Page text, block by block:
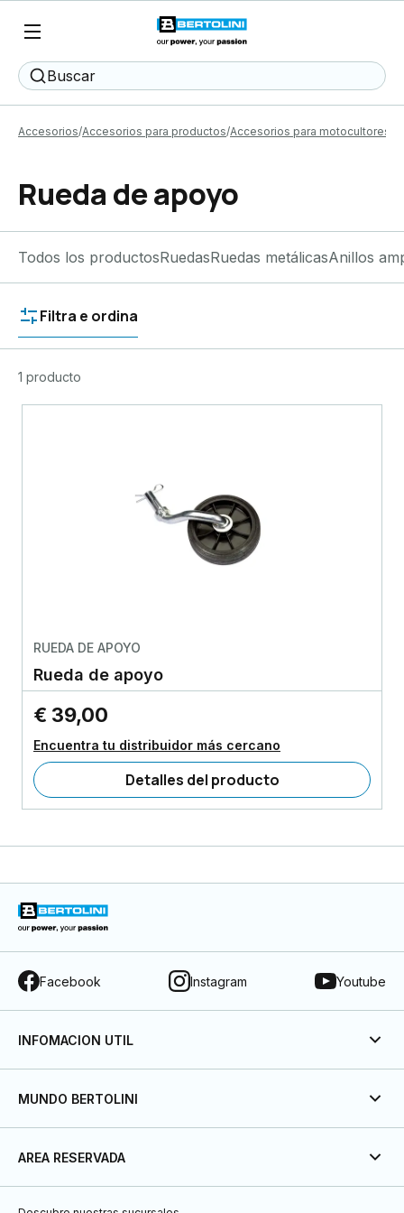
Buscar
Accesorios Accesorios para productos Accesorios para motocultores
Rueda de apoyo
Todos los productosRuedasRuedas metálicasAnillos
Filtra e ordina
1 producto
RUEDA DE APOYO
Rueda de apoyo
€ 39,00
Encuentra tu distribuidor más cercano
Detalles del producto
Facebook Instagram Youtube
INFOMACION UTIL
MUNDO BERTOLINI
AREA RESERVADA